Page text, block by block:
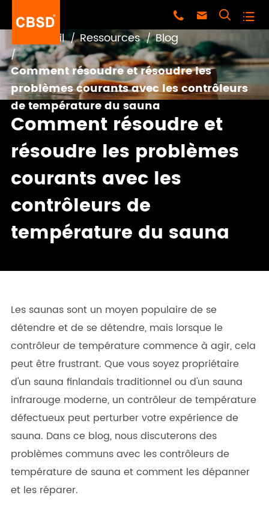
   
Accueil Ressources
Blog
Comment résoudre et résoudre les
problèmes courants avec les contrôleurs
de température du sauna
Comment résoudre et
résoudre les problèmes
courants avec les
contrôleurs de
température du sauna
Les saunas sont un moyen populaire de se
détendre et de se détendre, mais lorsque le
contrôleur de température commence à agir, cela
peut être frustrant. Que vous soyez propriétaire
d'un sauna finlandais traditionnel ou d'un sauna
infrarouge moderne, un contrôleur de température
défectueux peut perturber votre expérience de
sauna. Dans ce blog, nous discuterons des
problèmes communs avec les contrôleurs de
température de sauna et comment les dépanner
et les réparer.